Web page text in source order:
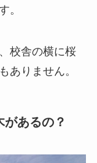
。
校舎の横に桜
ありません。
あるの？